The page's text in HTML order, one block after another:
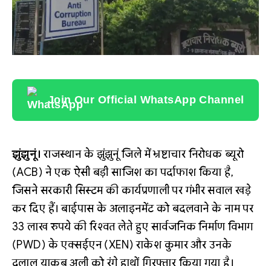
Join Our Official WhatsApp Channel
झुंझुनूं। राजस्थान के झुंझुनूं जिले में भ्रष्टाचार निरोधक ब्यूरो
(ACB) ने एक ऐसी बड़ी साजिश का पर्दाफाश किया है,
जिसने सरकारी सिस्टम की कार्यप्रणाली पर गंभीर सवाल खड़े
कर दिए हैं। बाईपास के अलाइनमेंट को बदलवाने के नाम पर
33 लाख रुपये की रिश्वत लेते हुए सार्वजनिक निर्माण विभाग
(PWD) के एक्सईएन (XEN) राकेश कुमार और उनके
दलाल याकूब अली को रंगे हाथों गिरफ्तार किया गया है।